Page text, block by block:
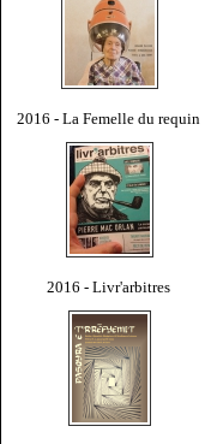
2016 - La Femelle du requin
2016 - Livr'arbitres